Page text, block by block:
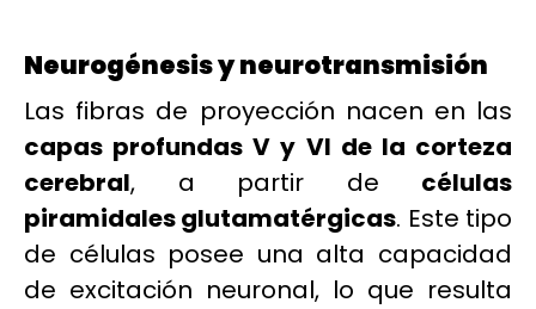
Neurogénesis y neurotransmisión
Las fibras de proyección nacen en las
capas profundas V y VI de la corteza
cerebral, a partir de células
piramidales glutamatérgicas. Este tipo
de células posee una alta capacidad
de excitación neuronal, lo que resulta